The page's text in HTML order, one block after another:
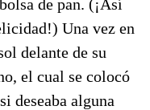
de pan. (¡Así
Una vez en
delante de su
el cual se colocó
deseaba alguna